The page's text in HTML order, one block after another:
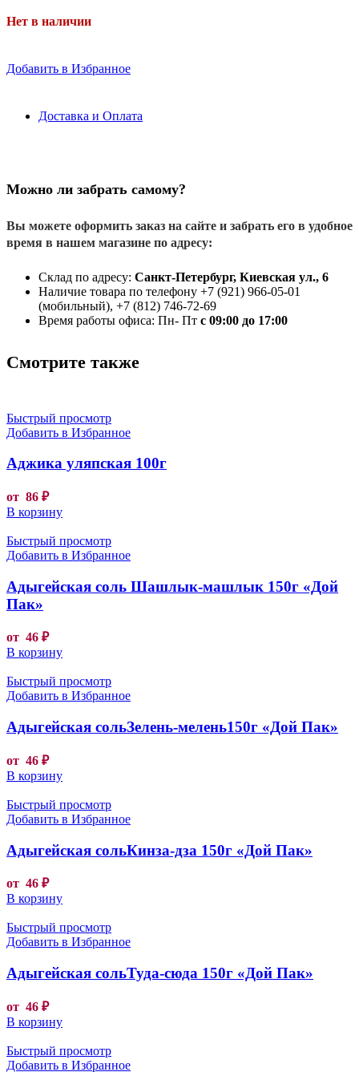
Нет в наличии
Добавить в Избранное
Доставка и Оплата
Можно ли забрать самому?
Вы можете оформить заказ на сайте и забрать его в удобное
время в нашем магазине по адресу:
Склад по адресу: Санкт-Петербург, Киевская ул., 6
Наличие товара по телефону +7 (921) 966-05-01
(мобильный), +7 (812) 746-72-69
Время работы офиса: Пн- Пт с 09:00 до 17:00
Смотрите также
Быстрый просмотр
Добавить в Избранное
Аджика уляпская 100г
от 86 ₽
В корзину
Быстрый просмотр
Добавить в Избранное
Адыгейская соль Шашлык-машлык 150г «Дой
Пак»
от 46 ₽
В корзину
Быстрый просмотр
Добавить в Избранное
Адыгейская сольЗелень-мелень150г «Дой Пак»
от 46 ₽
В корзину
Быстрый просмотр
Добавить в Избранное
Адыгейская сольКинза-дза 150г «Дой Пак»
от 46 ₽
В корзину
Быстрый просмотр
Добавить в Избранное
Адыгейская сольТуда-сюда 150г «Дой Пак»
от 46 ₽
В корзину
Быстрый просмотр
Добавить в Избранное